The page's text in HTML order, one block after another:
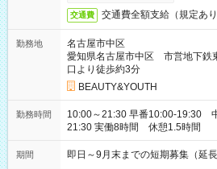
交通費 交通費全額支給（規定あり
勤務地
名古屋市中区
愛知県名古屋市中区 市営地下鉄
口より徒歩約3分
BEAUTY&YOUTH
勤務時間
10:00～21:30 早番10:00-19:30 中番11:00-20:30 遅番12:00-
21:30 実働8時間 休憩1.5時間
期間 即日～9月末までの短期募集（延